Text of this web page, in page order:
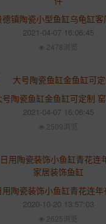
2021-04-07 16:06:45
2478浏览
2021-04-07 16:06:45
2509浏览
2020-10-20 13:57:03
2625浏览